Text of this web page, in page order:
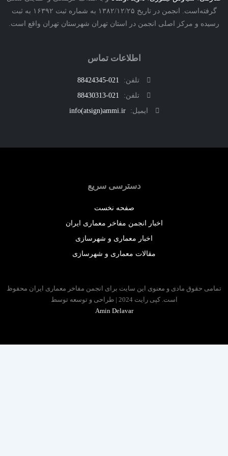
گرفته‌است. انجمن در تاریخ ۱۳۸۲/۱۲/۲۵ به شماره ثبت ۱۶۳۹۲ به ثبت
و مرکز اصلی انجمن در استان تهران شهرستان تهران واقع است.
اطلاعات تماس
تلفن:
021-88424345
تلفن:
021-88430313
ایمیل:
info(atsign)ammi.ir
دسترسی سریع
صفحه نخست
اخبار انجمن مفاخر معماری ایران
اخبار معماری و شهرسازی
مقالات معماری و شهرسازی
حقوق مادی و معنوی این سایت برای انجمن مفاخر معماری ایران محفوظ
است. کپی رایت 2024 | طراحی و توسعه توسط
Amin Delavar